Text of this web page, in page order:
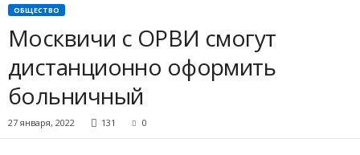
ОБЩЕСТВО
Москвичи с ОРВИ смогут
дистанционно оформить
больничный
27 января, 2022 131 0